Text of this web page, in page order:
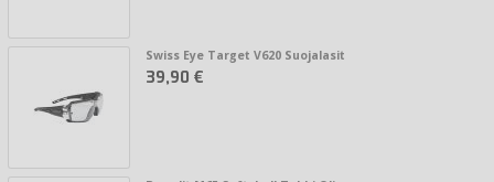
Swiss Eye Target V620 Suojalasit
39,90 €